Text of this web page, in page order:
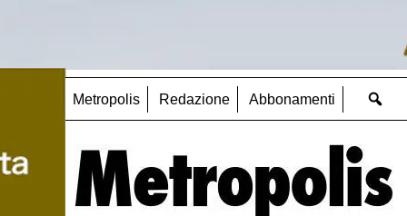
Metropolis Redazione Abbonamenti